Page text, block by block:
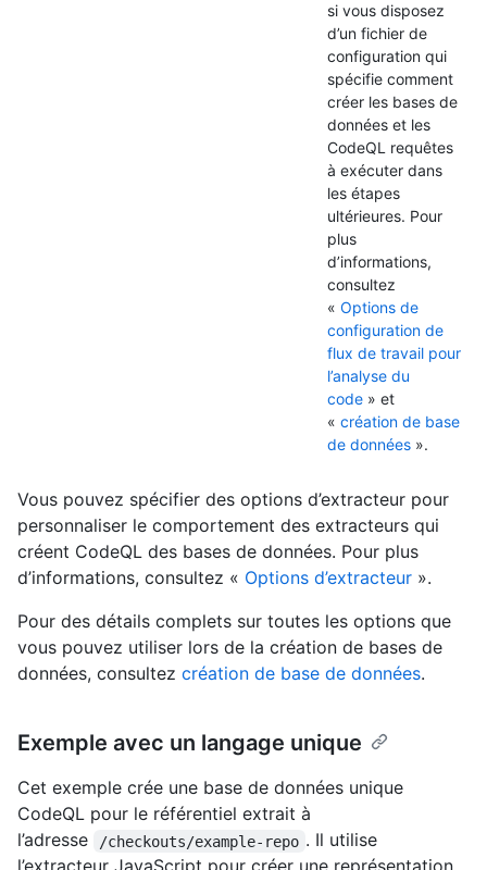
si vous disposez
d’un fichier de
configuration qui
spécifie comment
créer les bases de
données et les
CodeQL requêtes
à exécuter dans
les étapes
ultérieures. Pour
plus
d’informations,
consultez
« Options de
configuration de
flux de travail pour
l’analyse du
code » et
« création de base
de données ».
Vous pouvez spécifier des options d’extracteur pour
personnaliser le comportement des extracteurs qui
créent CodeQL des bases de données. Pour plus
d’informations, consultez « Options d’extracteur ».
Pour des détails complets sur toutes les options que
vous pouvez utiliser lors de la création de bases de
données, consultez création de base de données.
Exemple avec un langage unique
Cet exemple crée une base de données unique
CodeQL pour le référentiel extrait à
l’adresse
/checkouts/example-repo . Il utilise